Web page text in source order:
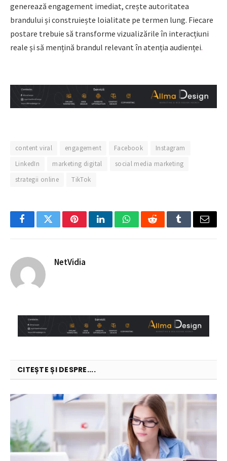
generează engagement imediat, crește autoritatea
brandului și construiește loialitate pe termen lung. Fiecare
postare trebuie să transforme vizualizările în interacțiuni
reale și să mențină brandul relevant în atenția audienței.
content viral engagement Facebook
Instagram
LinkedIn
marketing digital
social media marketing
strategii online
TikTok
FacebookTwitterPinterestLinkedInWhatsAppRedditTumblrEmail
NetVidia
CITEȘTE ȘI DESPRE....